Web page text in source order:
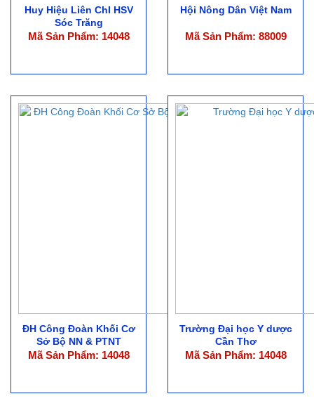
Huy Hiệu Liên ChI HSV
Sóc Trăng
Mã Sản Phẩm: 14048
Hội Nông Dân Việt Nam
Mã Sản Phẩm: 88009
ĐH Công Đoàn Khối Cơ
Sở Bộ NN & PTNT
Mã Sản Phẩm: 14048
Trường Đại học Y dược
Cần Thơ
Mã Sản Phẩm: 14048